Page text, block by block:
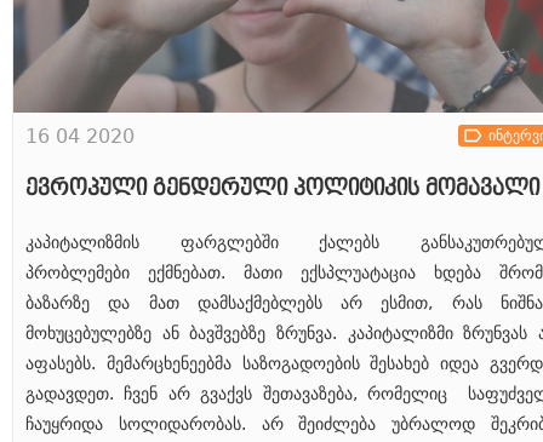
16 04 2020
ევროპული გენდერული პოლიტიკის მომავალი
კაპიტალიზმის ფარგლებში ქალებს
პრობლემები ექმნებათ. მათი ექსპლუატაცია ხდება
ბაზარზე და მათ დამსაქმებლებს არ ესმით, რას
მოხუცებულებზე ან ბავშვებზე ზრუნვა. კაპიტალიზმი ზრუნვას
აფასებს. მემარცხენეებმა საზოგადოების შესახებ იდეა
გადავდეთ. ჩვენ არ გვაქვს შეთავაზება, რომელიც
ჩაუყრიდა სოლიდარობას. არ შეიძლება უბრალოდ